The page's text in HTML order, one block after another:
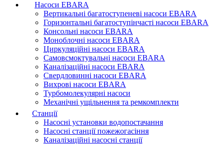
Насоси EBARA
Вертикальні багатоступеневі насоси EBARA
Горизонтальні багатоступінчасті насоси EBARA
Консольні насоси EBARA
Моноблочні насоси EBARA
Циркуляційні насоси EBARA
Самовсмоктувальні насоси EBARA
Каналізаційні насоси EBARA
Свердловинні насоси EBARA
Вихрові насоси EBARA
Турбомолекулярні насоси
Механічні ущільнення та ремкомплекти
Станції
Насосні установки водопостачання
Насосні станції пожежогасіння
Каналізаційні насосні станції